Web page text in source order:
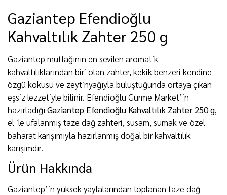
Gaziantep Efendioğlu
Kahvaltılık Zahter 250 g
Gaziantep mutfağının en sevilen aromatik
kahvaltılıklarından biri olan zahter, kekik benzeri kendine
özgü kokusu ve zeytinyağıyla buluştuğunda ortaya çıkan
eşsiz lezzetiyle bilinir. Efendioğlu Gurme Market’in
hazırladığı Gaziantep Efendioğlu Kahvaltılık Zahter 250 g,
el ile ufalanmış taze dağ zahteri, susam, sumak ve özel
baharat karışımıyla hazırlanmış doğal bir kahvaltılık
karışımdır.
Ürün Hakkında
Gaziantep’in yüksek yaylalarından toplanan taze dağ